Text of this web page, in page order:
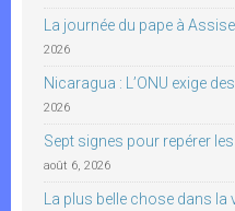
La journée du pape à Assise
2026
Nicaragua : L’ONU exige
2026
Sept signes pour repérer
août 6, 2026
La plus belle chose dans la